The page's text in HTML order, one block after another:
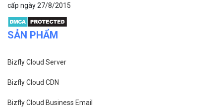
cấp ngày 27/8/2015
SẢN PHẨM
Bizfly Cloud Server
Bizfly Cloud CDN
Bizfly Cloud Business Email